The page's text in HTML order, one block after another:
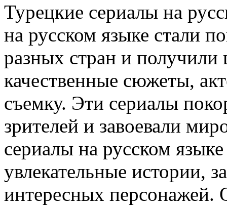
Турeцкиe сeриaлы нa
на русском языке стали
разных стран и получили
качественные сюжеты,
съемку. Эти сериалы
зрителей и завоевали
сериалы на русском
увлекательные истории,
интересных